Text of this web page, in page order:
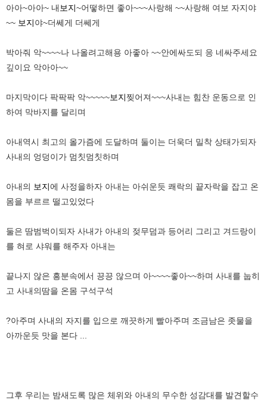
아아~아아~ 내 보지~어떻하면 좋아~~~사랑해 ~~사랑해 여보 자지야
~~ 보지야~더쎄게 더쎄게
박아줘 악~~~~나 나올려고해용 아좋아 ~~안에싸도되 응 네싸주세요
깊이요 악아아~~
마지막이다 팍팍팍 악~~~~~보지찢어져~~~사내는 힘찬 운동으로 인
하여 막바지를 달리며
아내역시 최고의 올가즘에 도달하며 둘이는 더욱더 밀착 상태가되자
사내의 엉덩이가 멈칫멈칫하며
아내의 보지에 사정을하자 아내는 아쉬운듯 쾌락의 끝자락을 잡고 온
몸을 부르르 떨고있었다
둘은 땀범벅이되자 사내가 아내의 젖무덤과 등어리 그리고 겨드랑이
를 혀로 샤워를 해주자 아내는
끝나지 않은 흥분속에서 끙끙 않으며 아~~~~좋아~~하며 사내를 눕히
고 사내의땀을 온몸 구석구석
?아주며 사내의 자지를 입으로 깨끗하게 빨아주며 조금남은 좃물을
아까운듯 맛을 본다 ...
그후 우리는 밤새도록 많은 체위와 아내의 무수한 성감대를 발견할수